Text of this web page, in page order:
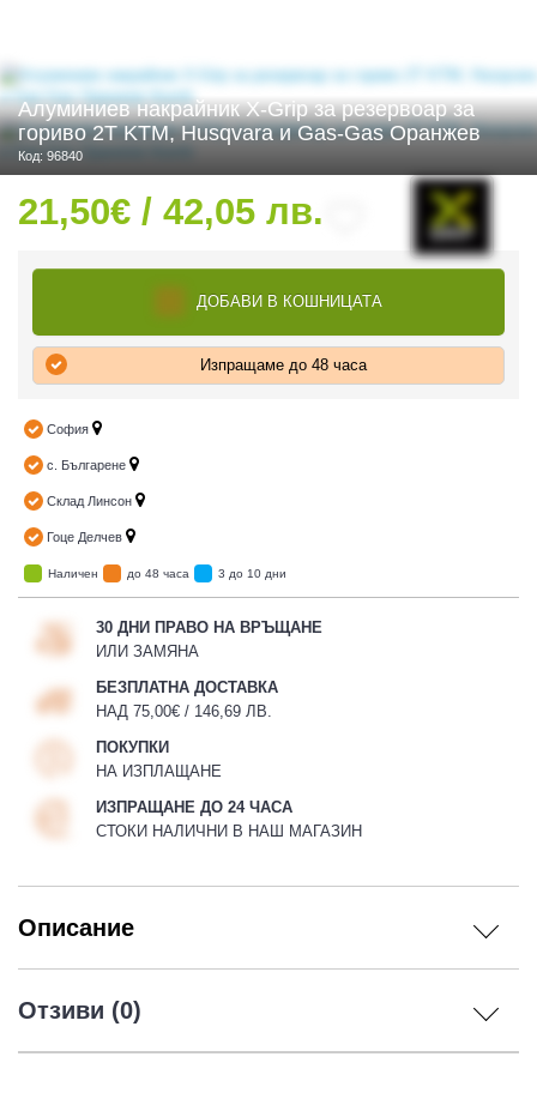
ЕКИПИРОВКА
Алуминиев накрайник X-Grip за резервоар за
гориво 2Т KTM, Husqvara и Gas-Gas Оранжев
Код: 96840
21,50€ / 42,05 лв.
ДОБАВИ В КОШНИЦАТА
Изпращаме до 48 часа
София
с. Българене
Склад Линсон
Гоце Делчев
Наличен до 48 часа 3 до 10 дни
30 ДНИ ПРАВО НА ВРЪЩАНЕ
ИЛИ ЗАМЯНА
БЕЗПЛАТНА ДОСТАВКА
НАД 75,00€ / 146,69 ЛВ.
ПОКУПКИ
НА ИЗПЛАЩАНЕ
ИЗПРАЩАНЕ ДО 24 ЧАСА
СТОКИ НАЛИЧНИ В НАШ МАГАЗИН
Описание
Отзиви (0)